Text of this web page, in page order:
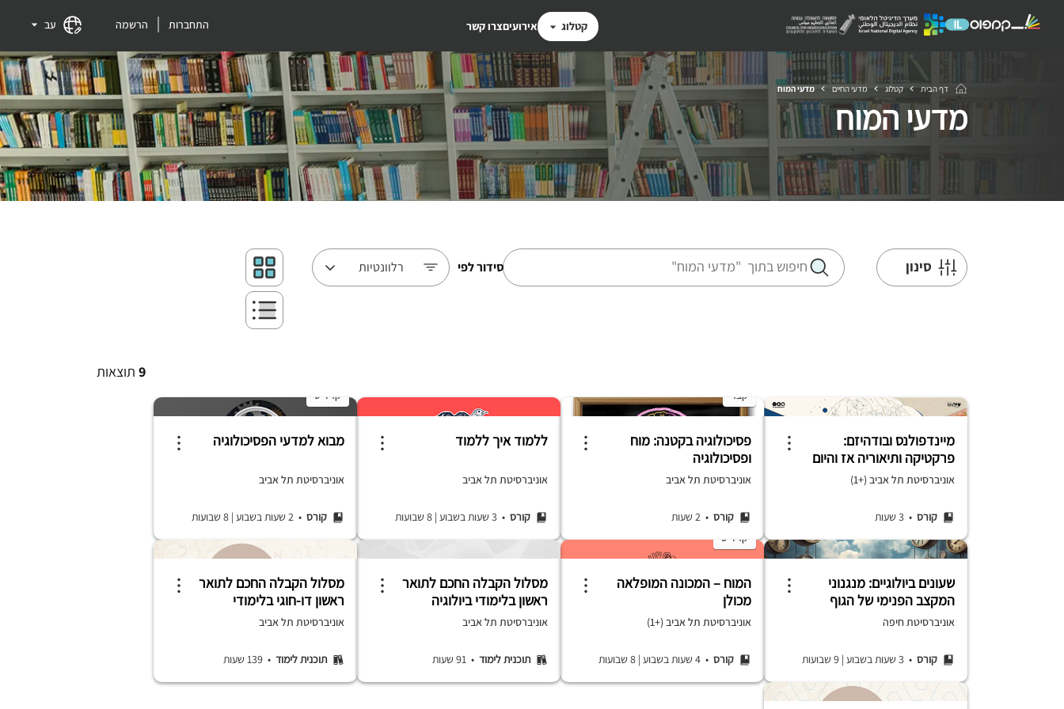
קטלוג אירועיםצרו קשר התחברות הרשמה עב
דף הבית קטלוג מדעי החיים מדעי המוח
מדעי המוח
סינון סידור לפי רלוונטיות
9 תוצאות
מיינדפולנס ובודהיזם:
פרקטיקה ותיאוריה אז והיום
אוניברסיטת תל אביב (+1)
קורס • 3 שעות
קצר
פסיכולוגיה בקטנה: מוח
ופסיכולוגיה
אוניברסיטת תל אביב
קורס • 2 שעות
ללמוד איך ללמוד
אוניברסיטת תל אביב
קורס • 3 שעות בשבוע |
קרדיט
מבוא למדעי הפסיכולוגיה
אוניברסיטת תל אביב
קורס • 2 שעות בשבוע |
שעונים ביולוגיים: מנגנוני
המקצב הפנימי של הגוף
אוניברסיטת חיפה
קורס • 3 שעות בשבוע |
קרדיט
המוח – המכונה המופלאה
מכולן
אוניברסיטת תל אביב (+1)
קורס • 4 שעות בשבוע |
מסלול הקבלה החכם לתואר
ראשון בלימודי ביולוגיה
אוניברסיטת תל אביב
תוכנית לימוד • 91 שעות
מסלול הקבלה החכם לתואר
ראשון דו-חוגי בלימודי
ביולוגיה ובלשנות | ביה"ס
אוניברסיטת תל אביב
תוכנית לימוד • 139 שעות